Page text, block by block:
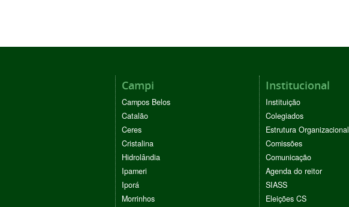
Campi
Campos Belos
Catalão
Ceres
Cristalina
Hidrolândia
Ipameri
Iporá
Morrinhos
Institucional
Instituição
Colegiados
Estrutura Organizacional
Comissões
Comunicação
Agenda do reitor
SIASS
Eleições CS